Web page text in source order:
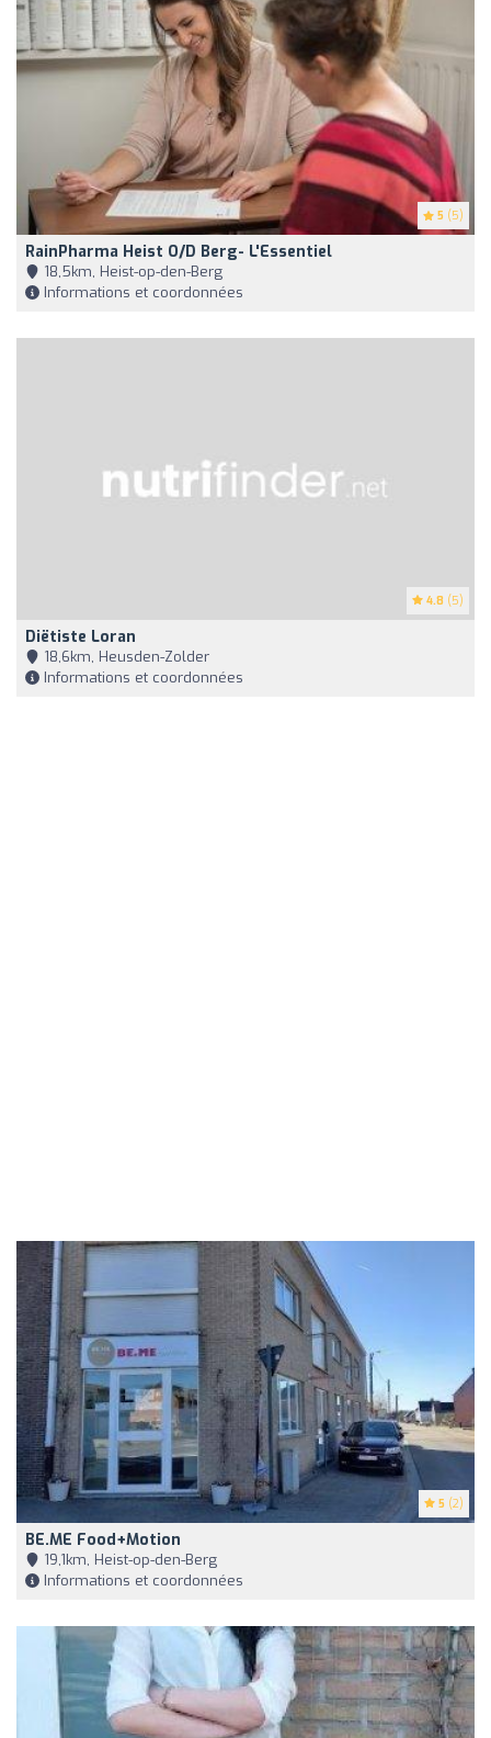
5 (5)
RainPharma Heist O/d Berg- L'Essentiel
18,5km, Heist-op-den-Berg
Informations et coordonnées
4.8 (5)
Diëtiste Loran
18,6km, Heusden-Zolder
Informations et coordonnées
5 (2)
BE.ME Food+Motion
19,1km, Heist-op-den-Berg
Informations et coordonnées